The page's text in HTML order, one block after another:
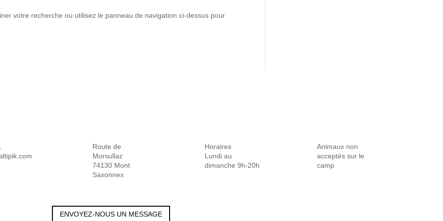
votre recherche ou utilisez le panneau de navigation ci-dessus pour
Route de Morsullaz
74130 Mont
Saxonnex
Horaires
Lundi au dimanche
9h-20h
Animaux non
acceptés sur le
camp
ENVOYEZ-NOUS UN MESSAGE